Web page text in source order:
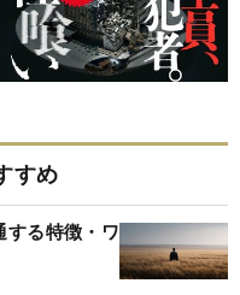
すめ
する特徴・ワ